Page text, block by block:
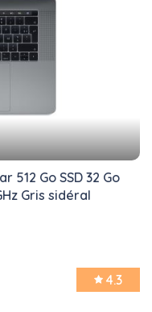
512 Go SSD 32 Go
Gris sidéral
4.3